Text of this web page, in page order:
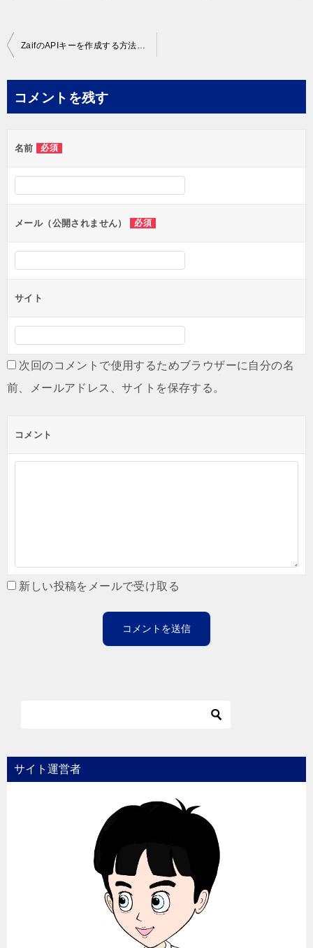
投
ビ
ー
シ
ョ
ン
コメントを残す
名前 必須
メール（公開されません） 必須
サイト
次回のコメントで使用するためブラウザーに自分の名
前、メールアドレス、サイトを保存する。
コメント
新しい投稿をメールで受け取る
サイト運営者